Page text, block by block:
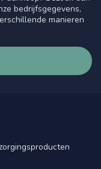
bedrijfsgegevens,
manieren